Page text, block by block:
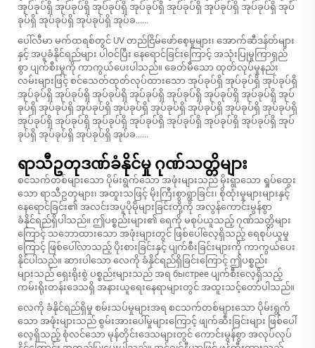
အုပ်ခုပ်ရှိ အုပ်ခုပ်ရှိ အုပ်ခုပ်ရှိ အုပ်ခုပ်ရှိ အုပ်ခုပ်ရှိ အုပ်ခုပ်ရှိ အုပ်ခုပ်ရှိ အုပ်
ခုပ်ရှိ အုပ်ခုပ်ရှိ အုပ်ခုပ်ရှိ အုပ်ခ......
ပေါ်လီမာ မက်ထရစ်တွင် UV တည်ငြိမ်ဖော်စေ့မှုများ၊ အောက်ဆီဒန်တ်များ
နှင့် အပူခံနိုင်ရည်များ ပါဝင်ပြီး နေရောင်ခြင်းကြောင့် အသုံးပြုမှုကြာရှည်
စွာ ပျက်စီးမှုကို ကာကွယ်ပေးပါသည်။ ခေတ်မီသော ထုတ်လုပ်မှုနည်း
လမ်းများဖြင့် စင်သေတ်ထုတ်လုပ်ထားသော အုပ်ခုပ်ရှိ အုပ်ခုပ်ရှိ အုပ်ခုပ်ရှိ
အုပ်ခုပ်ရှိ အုပ်ခုပ်ရှိ အုပ်ခုပ်ရှိ အုပ်ခုပ်ရှိ အုပ်ခုပ်ရှိ အုပ်ခုပ်ရှိ အုပ်ခုပ်ရှိ အုပ်
ခုပ်ရှိ အုပ်ခုပ်ရှိ အုပ်ခုပ်ရှိ အုပ်ခုပ်ရှိ အုပ်ခုပ်ရှိ အုပ်ခုပ်ရှိ အုပ်ခုပ်ရှိ အုပ်ခုပ်ရှိ
အုပ်ခုပ်ရှိ အုပ်ခုပ်ရှိ အုပ်ခုပ်ရှိ အုပ်ခုပ်ရှိ အုပ်ခုပ်ရှိ အုပ်ခုပ်ရှိ အုပ်ခုပ်ရှိ အုပ်
ခုပ်ရှိ အုပ်ခုပ်ရှိ အုပ်ခုပ်ရှိ အုပ်ခ......
ရာသီဥတုဒဏ်ခံနိုင်မှု ဂုဏ်သတ္တိများ
စငသက်တစ်များသော ပိုမ်းရွက်သော အဖုံးများသည် မိုးရွာသော ရှုပ်ထွေး
သော ရာသီဥတုများ၊ အထူးသဖြင့် မိုးကြီးစွာရွာခြင်း၊ စိုထုံးမှုများများနှင့်
နေရောင်ခြင်း၏ အလင်းအပူပိုမိုများခြင်းတို့ကို အလွန်ကောင်းမွန်စွာ
ခံနိုင်ရည်ရှိပါသည်။ ဤပစ္စည်းများ၏ ရေကို မစုပ်ယူသည့် ဂုဏ်သတ္တိများ
ကြောင့် သဘောထားသော အဖုံးများတွင် ဖြစ်ပေါ်လေ့ရှိသည့် ရေစုပ်ယူမှု
ကြောင့် ဖြစ်ပေါ်လာသည့် ပိုးစားခြင်းနှင့် ပျက်စီးခြင်းများကို ကာကွယ်ပေး
နိုင်ပါသည်။ ဆားပါသော လေကို ခံနိုင်ရည်ရှိခြင်းကြောင့် ဤပစ္စည်း
များသည် ရှေးရိုးစွဲ ပစ္စည်းများသည် အရ быстрее ပျက်စီးလေ့ရှိသည့်
ကမ်းရိုးတန်းဒေသရှိ အနားယူရေးနေရာများတွင် အထူးသင့်တော်ပါသည်။
လေကို ခံနိုင်ရည်ရှိမှု စမ်းသပ်မှုများအရ စငသက်တစ်များသော ပိုမ်းရွက်
သော အဖုံးများသည် စွမ်းအားပေါ်မှုများကြောင့် ဖျက်ဆီးခြင်းများ ဖြစ်ပေါ်
လေ့ရှိသည့် စုံလင်သော မုန်တိုင်းဒေသများတွင် ကောင်းမွန်စွာ အလုပ်လုပ်